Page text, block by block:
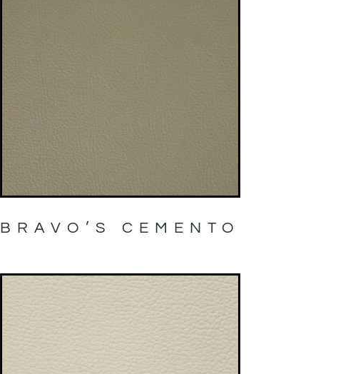
BRAVO’S CEMENTO